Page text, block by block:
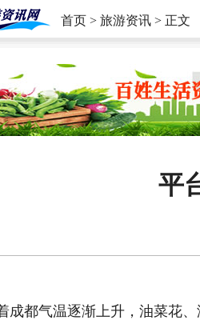
首页 > 旅游资讯 > 正文
平
成都气温逐渐上升，油菜花